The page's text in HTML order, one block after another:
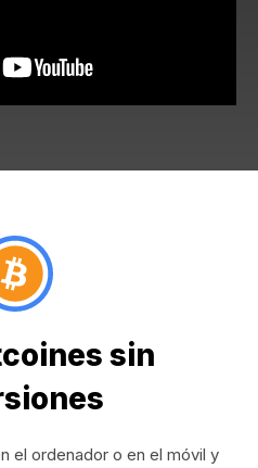
sin
el ordenador o en el móvil y